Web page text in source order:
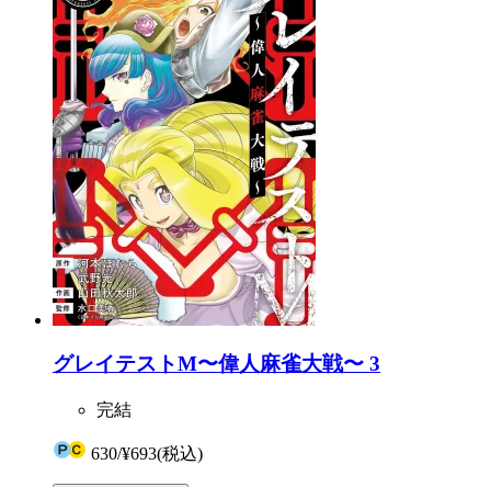
グレイテストM〜偉人麻雀大戦〜 3
完結
630/¥693(税込)